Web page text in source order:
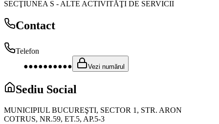
SECŢIUNEA S - ALTE ACTIVITĂŢI DE SERVICII
Contact
Telefon
●●●●●●●●●●
Vezi numărul
Sediu Social
MUNICIPIUL BUCUREŞTI, SECTOR 1, STR. ARON
COTRUS, NR.59, ET.5, AP.5-3